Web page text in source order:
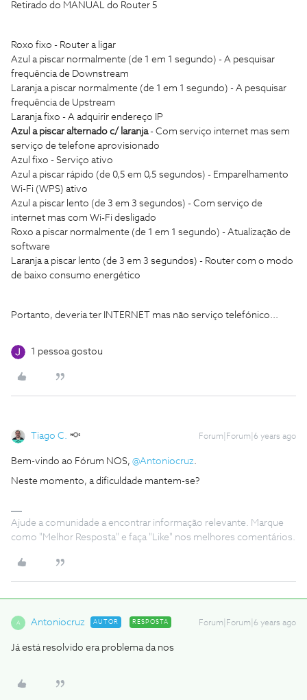
Retirado do MANUAL do Router 5
Roxo fixo - Router a ligar
Azul a piscar normalmente (de 1 em 1 segundo) - A pesquisar
frequência de Downstream
Laranja a piscar normalmente (de 1 em 1 segundo) - A pesquisar
frequência de Upstream
Laranja fixo - A adquirir endereço IP
Azul a piscar alternado c/ laranja- Com serviço internet mas sem
serviço de telefone aprovisionado
Azul fixo - Serviço ativo
Azul a piscar rápido (de 0,5 em 0,5 segundos) - Emparelhamento
Wi-Fi (WPS) ativo
Azul a piscar lento (de 3 em 3 segundos) - Com serviço de
internet mas com Wi-Fi desligado
Roxo a piscar normalmente (de 1 em 1 segundo) - Atualização de
software
Laranja a piscar lento (de 3 em 3 segundos) - Router com o modo
de baixo consumo energético
Portanto, deveria ter INTERNET mas não serviço telefónico...
1 pessoa gostou
Tiago C. Forum|Forum|6 years ago
Bem-vindo ao Fórum NOS, @Antoniocruz.
Neste momento, a dificuldade mantem-se?
Ajude a comunidade a encontrar informação relevante. Marque
como "Melhor Resposta" e faça "Like" nos melhores comentários.
A Antoniocruz AUTOR RESPOSTA Forum|Forum|6 years ago
Já está resolvido era problema da nos